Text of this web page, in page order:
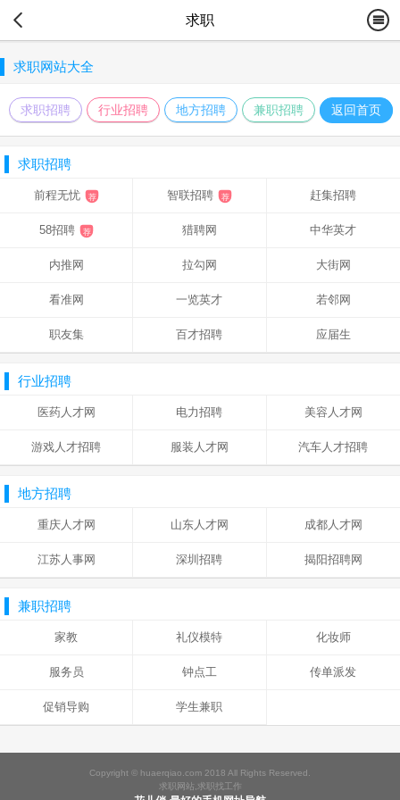
求职
求职网站大全
求职招聘 行业招聘 地方招聘 兼职招聘 返回首页
求职招聘
前程无忧 智联招聘 赶集招聘
58招聘 猎聘网 中华英才
内推网 拉勾网 大街网
看准网 一览英才 若邻网
职友集 百才招聘 应届生
行业招聘
医药人才网 电力招聘 美容人才网
游戏人才招聘 服装人才网 汽车人才招聘
地方招聘
重庆人才网 山东人才网 成都人才网
江苏人事网 深圳招聘 揭阳招聘网
兼职招聘
家教 礼仪模特 化妆师
服务员 钟点工 传单派发
促销导购 学生兼职
Copyright © huaerqiao.com 2018 All Rights Reserved.
求职网站,求职找工作